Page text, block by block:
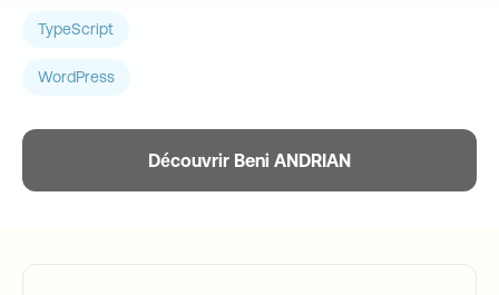
TypeScript
WordPress
Découvrir Beni ANDRIAN